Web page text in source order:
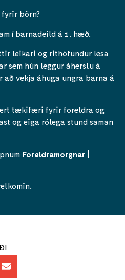
börn?
í barnadeild á 1. hæð.
leikari og rithöfundur lesa
sem hún leggur áherslu á
vekja áhuga ungra barna á
tækifæri fyrir foreldra og
og eiga rólega stund saman
Foreldramorgnar |